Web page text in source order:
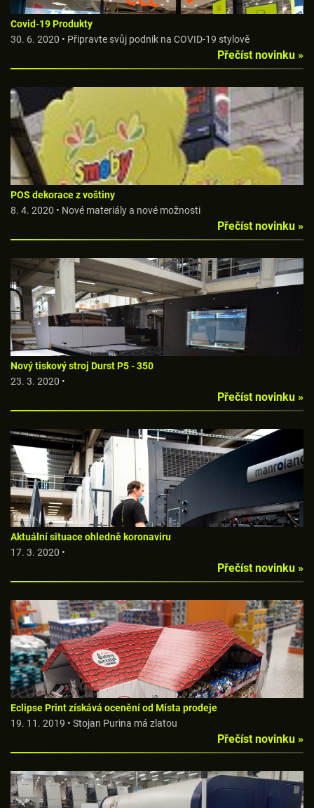
Covid-19 Produkty
30. 6. 2020 • Připravte svůj podnik na COVID-19 stylově
Přečíst novinku »
POS dekorace z voštiny
8. 4. 2020 • Nové materiály a nové možnosti
Přečíst novinku »
Nový tiskový stroj Durst P5 - 350
23. 3. 2020 •
Přečíst novinku »
Aktuální situace ohledně koronaviru
17. 3. 2020 •
Přečíst novinku »
Eclipse Print získává ocenění od Místa prodeje
19. 11. 2019 • Stojan Purina má zlatou
Přečíst novinku »